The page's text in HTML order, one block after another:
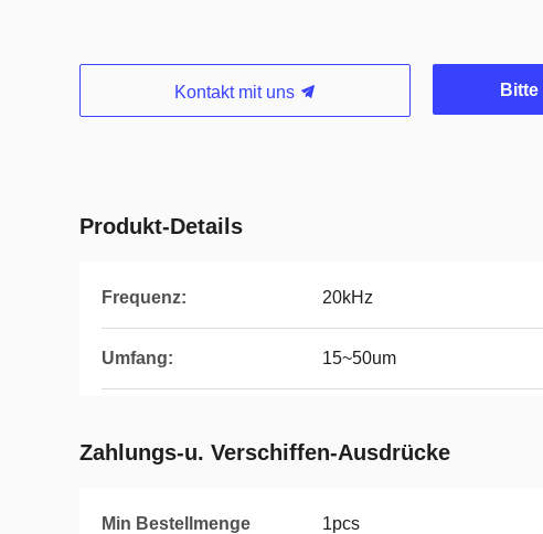
Kontakt mit uns
Produkt-Details
Frequenz: 20kHz
Umfang: 15~50um
Zahlungs-u. Verschiffen-Ausdrücke
Min Bestellmenge 1pcs